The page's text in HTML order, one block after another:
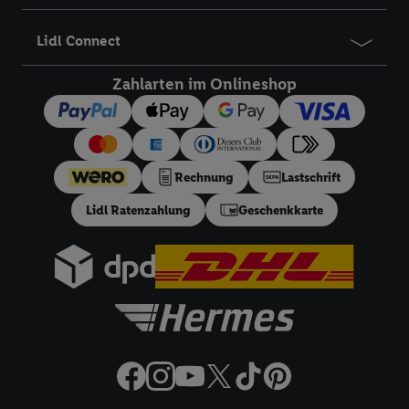
E-Mail an die angegebene E-Mail-Adresse zugestellt.
Versandkostenfrei-Coupons über die App nutzen.
Ratenzahlung:Vorbehaltlich Bonitätsprüfung. Laufzeiten
von 3, 6, 9, 12, 18 oder 24 Monaten. Ab 60 € und bis zu 5000
€ Bestellwert mit monatlicher Mindestrate von 10 €. Es gilt
ein effektiver Jahreszins von 10.99% p.a, entspricht einem
festen Sollzinssatz von 10,48% p.a. Repräsentatives Beispiel
gem. §17 (4) PAngV: Nettodarlehensbetrag 200 €,
Gesamtbetrag 212.10 €, 12 monatliche Raten à 17.68 €, eff.
Jahreszins 10.99% p.a. Der Teilzahlungsverkäufer ist Lidl
Digital Deutschland GmbH & Co. KG, Bonfelder Straße 2,
74206 Bad Wimpfen.
Lidl Plus Versandkostenfrei-Coupon:
Versandkostenfrei-Coupon gilt nur für Lidl Plus Nutzer bei
den in der Lidl Plus App vorgegebenen
Mindestbestellwert auf die im Warenkorb befindlichen Artikel
Lidl Connect
Zahlarten im Onlineshop
Rechnung Lastschrift
Lidl Ratenzahlung Geschenkkarte